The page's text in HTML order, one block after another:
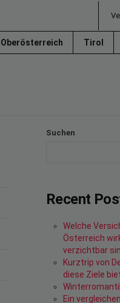
Oberösterreich Tirol
Suchen
Recent
Welche
Österreich
verzichtbar
Kurztrip von
diese Ziele
Ein